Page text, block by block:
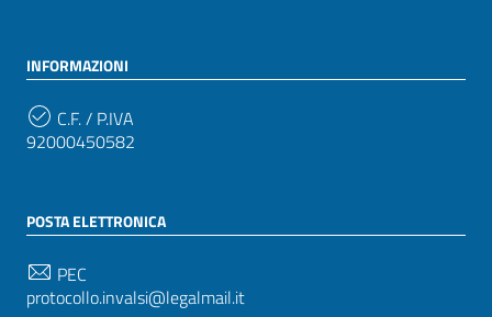
INFORMAZIONI
C.F. / P.IVA
92000450582
POSTA ELETTRONICA
PEC
protocollo.invalsi@legalmail.it